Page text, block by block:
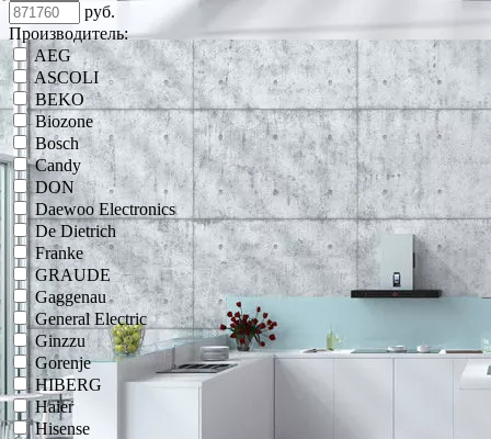
руб.
Производитель:
AEG
ASCOLI
BEKO
Biozone
Bosch
Candy
DON
Daewoo Electronics
De Dietrich
Franke
GRAUDE
Gaggenau
General Electric
Ginzzu
Gorenje
HIBERG
Haier
Hisense